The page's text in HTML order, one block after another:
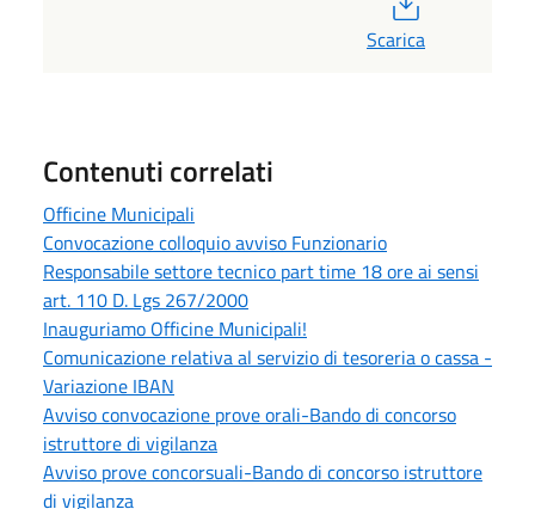
Scarica
Contenuti correlati
Officine Municipali
Convocazione colloquio avviso Funzionario
Responsabile settore tecnico part time 18 ore ai sensi
art. 110 D. Lgs 267/2000
Inauguriamo Officine Municipali!
Comunicazione relativa al servizio di tesoreria o cassa -
Variazione IBAN
Avviso convocazione prove orali-Bando di concorso
istruttore di vigilanza
Avviso prove concorsuali-Bando di concorso istruttore
di vigilanza